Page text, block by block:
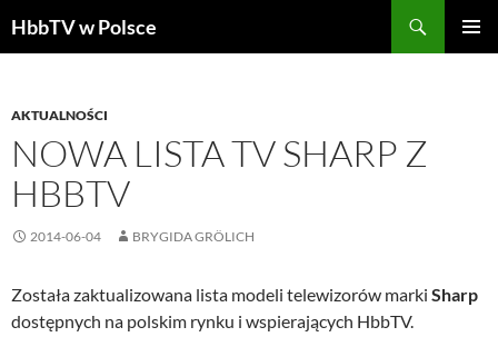
HbbTV w Polsce
AKTUALNOŚCI
NOWA LISTA TV SHARP Z
HBBTV
2014-06-04 BRYGIDA GRÖLICH
Została zaktualizowana lista modeli telewizorów marki Sharp
dostępnych na polskim rynku i wspierających HbbTV.